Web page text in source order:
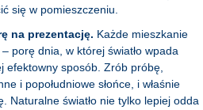
się w pomieszczeniu.
na prezentację. Każde mieszkanie
– porę dnia, w której światło wpada
efektowny sposób. Zrób próbę,
i popołudniowe słońce, i właśnie
Naturalne światło nie tylko lepiej odda